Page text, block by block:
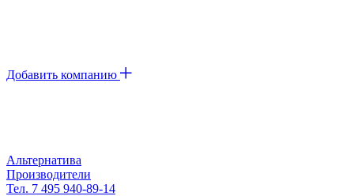
Добавить компанию
Альтернатива
Производители
Тел. 7 495 940-89-14